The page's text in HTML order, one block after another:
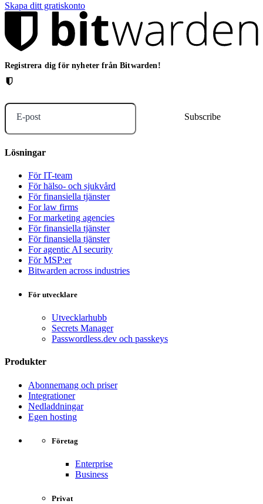
Skapa ditt gratiskonto
Registrera dig för nyheter från Bitwarden!
E-post
Lösningar
För IT-team
För hälso- och sjukvård
För finansiella tjänster
For law firms
For marketing agencies
För finansiella tjänster
För finansiella tjänster
For agentic AI security
För MSP:er
Bitwarden across industries
För utvecklare
Utvecklarhubb
Secrets Manager
Passwordless.dev och passkeys
Produkter
Abonnemang och priser
Integrationer
Nedladdningar
Egen hosting
Företag
Enterprise
Business
Privat